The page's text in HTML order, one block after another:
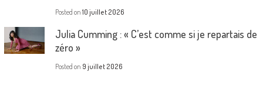
Posted on 10 juillet 2026
Julia Cumming : « C’est comme si je repartais de
zéro »
Posted on 9 juillet 2026